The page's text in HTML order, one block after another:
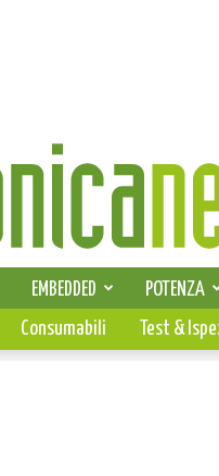
SELEZIONE
EMBEDDED POTENZA
PCB
Consumabili Test &